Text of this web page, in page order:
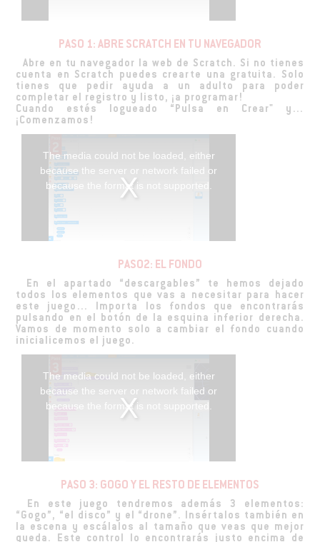
PASO 1: ABRE SCRATCH EN TU NAVEGADOR
Abre en tu navegador la web de Scratch. Si no tienes
cuenta en Scratch puedes crearte una gratuita. Solo
tienes que pedir ayuda a un adulto para poder
completar el registro y listo, ¡a programar!
Cuando estés logueado “Pulsa en Crear" y…
¡Comenzamos!
The media could not be loaded, either
because the server or network failed or
because the format is not supported.
PASO2: EL FONDO
En el apartado “descargables” te hemos dejado
todos los elementos que vas a necesitar para hacer
este juego… Importa los fondos que encontrarás
pulsando en el botón de la esquina inferior derecha.
Vamos de momento solo a cambiar el fondo cuando
inicialicemos el juego.
The media could not be loaded, either
because the server or network failed or
because the format is not supported.
PASO 3: GOGO Y EL RESTO DE ELEMENTOS
En este juego tendremos además 3 elementos:
“Gogo”, “el disco” y el “drone”. Insértalos también en
la escena y escálalos al tamaño que veas que mejor
queda. Este control lo encontrarás justo encima de